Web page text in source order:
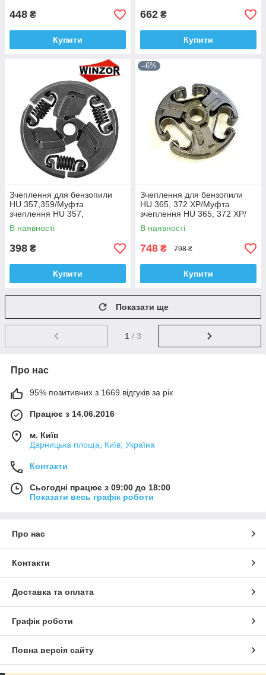
448 ₴
Купити
662 ₴
Купити
Зчеплення для бензопили
HU 357,359/Муфта
зчеплення HU 357,
359/Winzor
В наявності
398 ₴
Купити
–6%
Зчеплення для бензопили
HU 365, 372 XP/Муфта
зчеплення HU 365, 372 XP/
Оригінал/Швеція
В наявності
748 ₴ 798 ₴
Купити
Показати ще
1 / 3
Про нас
95% позитивних з 1669 відгуків за рік
Працює з 14.06.2016
м. Київ
Дарницька площа, Київ, Україна
Контакти
Сьогодні працює з 09:00 до 18:00
Показати весь графік роботи
Про нас
Контакти
Доставка та оплата
Графік роботи
Повна версія сайту